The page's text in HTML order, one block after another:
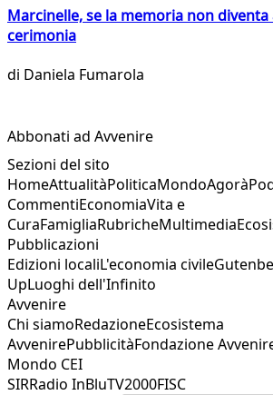
Marcinelle, se la memoria non
cerimonia
di Daniela Fumarola
Abbonati ad Avvenire
Sezioni del sito
HomeAttualitàPoliticaMondoAgorà
CommentiEconomiaVita e
CuraFamigliaRubricheMultimedia
Pubblicazioni
Edizioni localiL'economia civile
UpLuoghi dell'Infinito
Avvenire
Chi siamoRedazioneEcosistema
AvvenirePubblicitàFondazione
Mondo CEI
SIRRadio InBluTV2000FISC